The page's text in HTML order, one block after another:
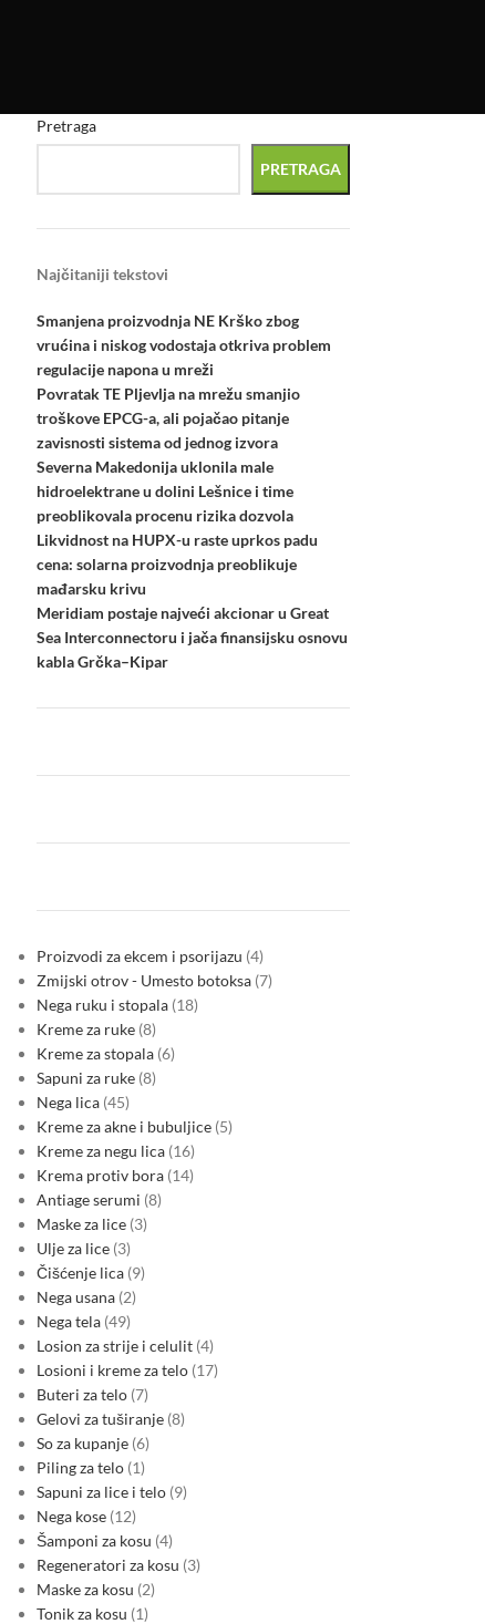
Pretraga
PRETRAGA
Najčitaniji tekstovi
Smanjena proizvodnja NE Krško zbog
vrućina i niskog vodostaja otkriva problem
regulacije napona u mreži
Povratak TE Pljevlja na mrežu smanjio
troškove EPCG-a, ali pojačao pitanje
zavisnosti sistema od jednog izvora
Severna Makedonija uklonila male
hidroelektrane u dolini Lešnice i time
preoblikovala procenu rizika dozvola
Likvidnost na HUPX-u raste uprkos padu
cena: solarna proizvodnja preoblikuje
mađarsku krivu
Meridiam postaje najveći akcionar u Great
Sea Interconnectoru i jača finansijsku osnovu
kabla Grčka–Kipar
Proizvodi za ekcem i psorijazu 4
Zmijski otrov - Umesto botoksa 7
Nega ruku i stopala 18
Kreme za ruke 8
Kreme za stopala 6
Sapuni za ruke 8
Nega lica 45
Kreme za akne i bubuljice 5
Kreme za negu lica 16
Krema protiv bora 14
Antiage serumi 8
Maske za lice 3
Ulje za lice 3
Čišćenje lica 9
Nega usana 2
Nega tela 49
Losion za strije i celulit 4
Losioni i kreme za telo 17
Buteri za telo 7
Gelovi za tuširanje 8
So za kupanje 6
Piling za telo 1
Sapuni za lice i telo 9
Nega kose 12
Šamponi za kosu 4
Regeneratori za kosu 3
Maske za kosu 2
Tonik za kosu 1